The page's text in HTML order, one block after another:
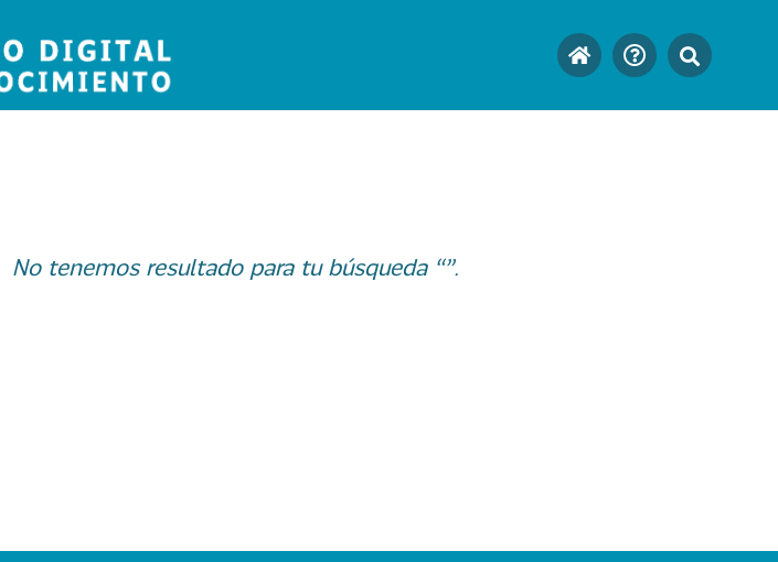
No tenemos resultado para tu búsqueda “”.